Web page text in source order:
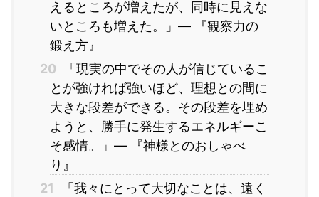
えるところが増えたが、同時に見えな
いところも増えた。」― 『観察力の
鍛え方』
20
「現実の中でその人が信じているこ
とが強ければ強いほど、理想との間に
大きな段差ができる。その段差を埋め
ようと、勝手に発生するエネルギーこ
そ感情。」― 『神様とのおしゃべ
り』
21
「我々にとって大切なことは、遠く